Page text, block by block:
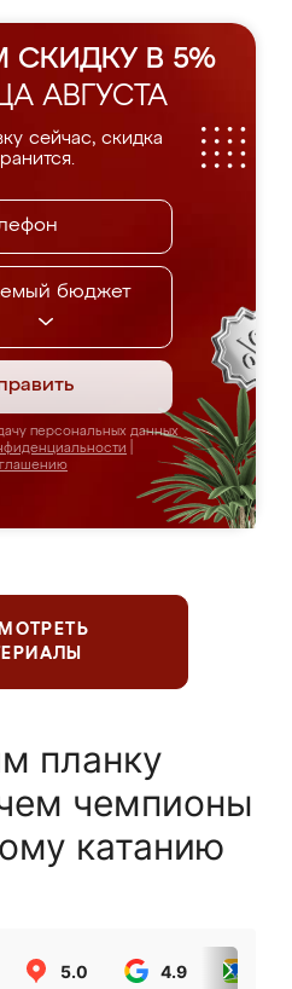
СКИДКУ В 5%
АВГУСТА
сейчас, скидка
бюджет
персональных данных
планку
чемпионы
катанию
5.0 4.9